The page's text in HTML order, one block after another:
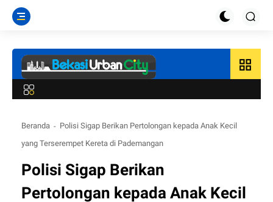
grid_view
Beranda
Polisi Sigap Berikan Pertolongan kepada Anak Kecil
yang Terserempet Kereta di Pademangan
Polisi Sigap Berikan
Pertolongan kepada Anak Kecil